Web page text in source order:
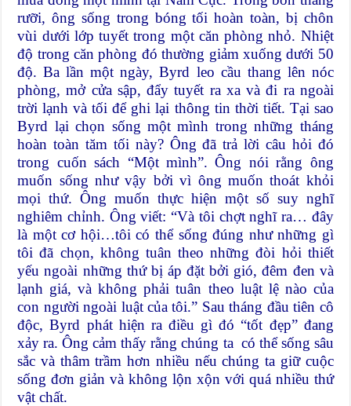
rưỡi, ông sống trong bóng tối hoàn toàn, bị chôn
vùi dưới lớp tuyết trong một căn phòng nhỏ. Nhiệt
độ trong căn phòng đó thường giảm xuống dưới 50
độ. Ba lần một ngày, Byrd leo cầu thang lên nóc
phòng, mở cửa sập, đẩy tuyết ra xa và đi ra ngoài
trời lạnh và tối để ghi lại thông tin thời tiết. Tại sao
Byrd lại chọn sống một mình trong những tháng
hoàn toàn tăm tối này? Ông đã trả lời câu hỏi đó
trong cuốn sách “Một mình”. Ông nói rằng ông
muốn sống như vậy bởi vì ông muốn thoát khỏi
mọi thứ. Ông muốn thực hiện một số suy nghĩ
nghiêm chỉnh. Ông viết: “Và tôi chợt nghĩ ra… đây
là một cơ hội…tôi có thể sống đúng như những gì
tôi đã chọn, không tuân theo những đòi hỏi thiết
yếu ngoài những thứ bị áp đặt bởi gió, đêm đen và
lạnh giá, và không phải tuân theo luật lệ nào của
con người ngoài luật của tôi.” Sau tháng đầu tiên cô
độc, Byrd phát hiện ra điều gì đó “tốt đẹp” đang
xảy ra. Ông cảm thấy rằng chúng ta có thể sống sâu
sắc và thâm trầm hơn nhiều nếu chúng ta giữ cuộc
sống đơn giản và không lộn xộn với quá nhiều thứ
vật chất.